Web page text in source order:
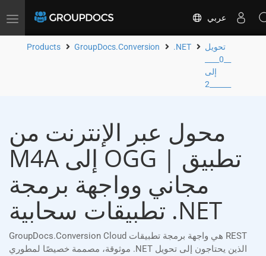
Toggle
عربي
Products GroupDocs.Conversion .NET
تحويل
إلى
محول عبر الإنترنت من
M4A إلى OGG | تطبيق
مجاني وواجهة برمجة
تطبيقات سحابية .NET
GroupDocs.Conversion Cloud هي واجهة برمجة تطبيقات REST
موثوقة، مصممة خصيصًا لمطوري .NET الذين يحتاجون إلى تحويل